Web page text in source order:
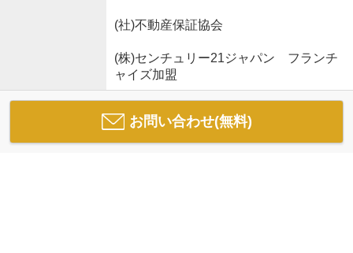
(社)不動産保証協会
(株)センチュリー21ジャパン フランチ
ャイズ加盟
お問い合わせ(無料)